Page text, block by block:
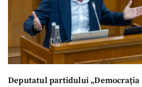
Deputatul partidului „Democrația